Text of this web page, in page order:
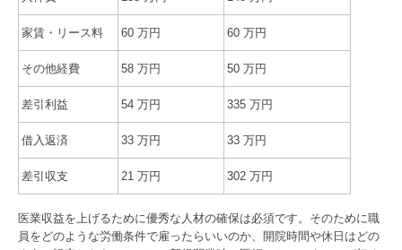
家賃・リース料 60 万円 60 万円
その他経費 58 万円 50 万円
差引利益 54 万円 335 万円
借入返済 33 万円 33 万円
差引収支 21 万円 302 万円
医業収益を上げるために優秀な人材の確保は必須です。そのために職
員をどのような労働条件で雇ったらいいのか、開院時間や休日はどの